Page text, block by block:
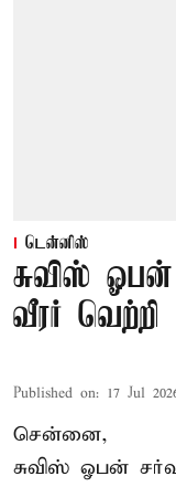
டென்னிஸ்
சுவிஸ்
வீரர் வெற்றி
Published on: 17 Jul
சென்னை,
சுவிஸ் ஓபன்